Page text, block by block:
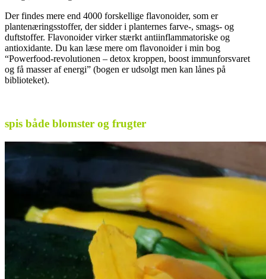
Der findes mere end 4000 forskellige flavonoider, som er
plantenæringsstoffer, der sidder i planternes farve-, smags- og
duftstoffer. Flavonoider virker stærkt antiinflammatoriske og
antioxidante. Du kan læse mere om flavonoider i min bog
“Powerfood-revolutionen – detox kroppen, boost immunforsvaret
og få masser af energi” (bogen er udsolgt men kan lånes på
biblioteket).
spis både blomster og frugter